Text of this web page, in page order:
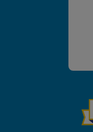
Transmission
Départ à la
Préparer l’avenir
Assurance
Le Pack Famille
Allianz en France